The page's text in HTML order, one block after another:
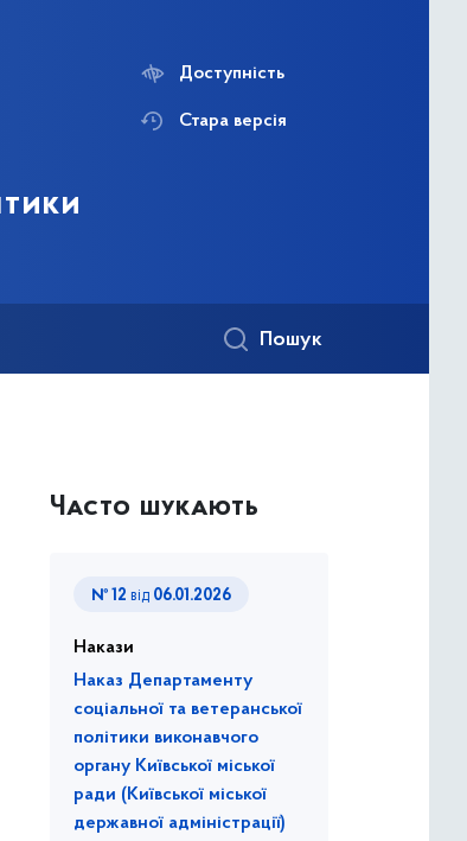
Доступність
Стара версія
Пошук
Часто шукають
№ 12 від 06.01.2026
Накази
Наказ Департаменту
соціальної та ветеранської
політики виконавчого
органу Київської міської
ради (Київської міської
державної адміністрації)